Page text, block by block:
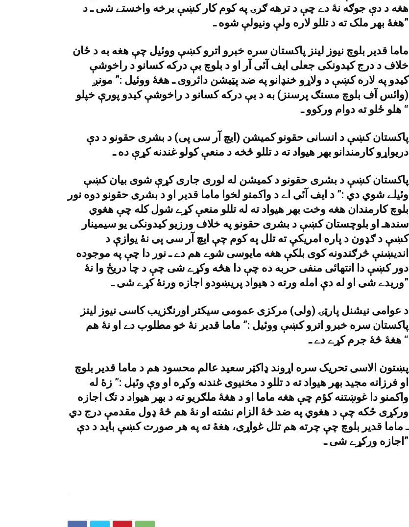
هغه د دې جوګه نۀ دے چې د ترهه ګرۍ په کوم کار کښې برخه واخستے شى ـ د
هغۀ بهر ملک ته د تللو لاره ولې ونيولې شوه ـ”
ماما قدير بلوچ نيوز لينز پاکستان سره خبرو اترو کښې ووئيل چې هغه به د ځان
خلاف د درج کيدونکى جعلى ايف آئى آر او د بلوچ بې درکه کسانو د راخوشې
کيدو په لاره کښې د ولاړو خنډانو په ضد پټيشن دائروى ـ هغۀ ووئيل :” مونږ
(وائس آف بلوچ مسنګ پرسنز) به د بې درکه کسانو د راخوشې کيدو پورې خپلو
هلو ځلو ته دوام ورکوو ـ “
پاکستان کښې د انسانى حقونو کميشن (ايچ آر سى پى) د بشرى حقونو د دې
دريواړو کارمندانو بهر هيواد ته د تللو څخه د منعې کولو غندنه کړې ده ـ
پاکستان کښې د بشرى حقونو د کميشن له لورى جارى کړې شوى بيان کښې
وئيلے شوي دي :” د ايف آئى اے د واکمنو لخوا ماما قدير او د بشرى حقونو دوه نور
بلوچ کارمندان هغه وخت بهر هيواد ته له تللو منعې کړے شول کله چې هغوي
سندهـ او بلوچستان کښې د بشرى حقونو په خلاف ورزيو کيدونکى يو سيمينار
کښې د ګډون د پاره امريکې ته تلل په کوم چې ايچ آر سى پى نۀ يوازې د
انديښنې څرګندونه کوى بلکې هغه مايوسى شوے هم دے ـ نور دا چې په موجوده
دور کښې دا انتهائى منفى حربه ده چې دا هڅه وکړے شى چې د چا دريځ وا نۀ
وريدے شى او له دې امله ورته د هيواد پريښودو اجازه ورنۀ کړے شى ـ”
د عوامى نيشنل پارټۍ (ولى) مرکزى عمومى سيکتر اورنګزيب کاسى نيوز لينز
پاکستان سره خبرو اترو کښې ووئيل :” ماما قدير نۀ خو مطلوب دے او نۀ هم
هغۀ څۀ جرم کړے دے ـ “
پښتون الاسى تحريک سره اړوند ډاکټر سعيد عالم محسود هم د ماما قدير بلوچ
او فرزانه مجيد بهر هيواد ته د تللو د مخنيوى غندنه وکړه او وې وئيل :” زۀ له
واکمنو دا غوښتنه کؤم چې هغه ماما او د هغۀ ملګريو ته د بهر هيواد د تګ اجازه
ورکړى ځکه چې د هغوي په ضد څۀ الزام نشته او نۀ هم څۀ ډول مقدمې درج دي
ـ ماما قدير بلوچ چې چرته هم تلل غواړى، هغۀ ته په هر صورت کښې بايد د دې
اجازه ورکړے شى ـ”